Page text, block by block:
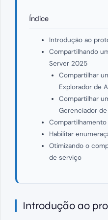
Índice
Introdução ao
Compartilhando
Server 2025
Compartilhar
Explorador de
Compartilhar
Gerenciador
Habilitar
Otimizando o
de serviço
Introdução ao